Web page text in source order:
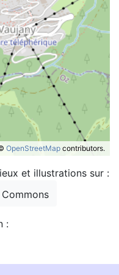
OpenStreetMap contributors.
et illustrations sur :
Commons
: